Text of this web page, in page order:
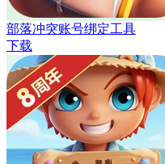
部落冲突账号绑定工具
下载